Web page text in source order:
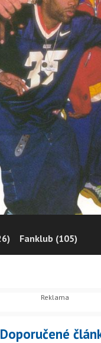
Fanklub (105)
Doporučené